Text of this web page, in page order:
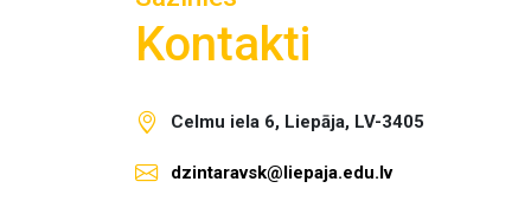
Kontakti
Celmu iela 6, Liepāja, LV-3405
dzintaravsk@liepaja.edu.lv